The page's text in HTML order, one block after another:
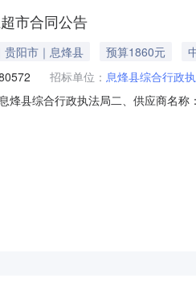
市合同公告
贵阳市｜息烽县 预算1860元
招标单位： 息烽县综合行政
烽县综合行政执法局二、供应商名
服务要求或标的基本概况：七